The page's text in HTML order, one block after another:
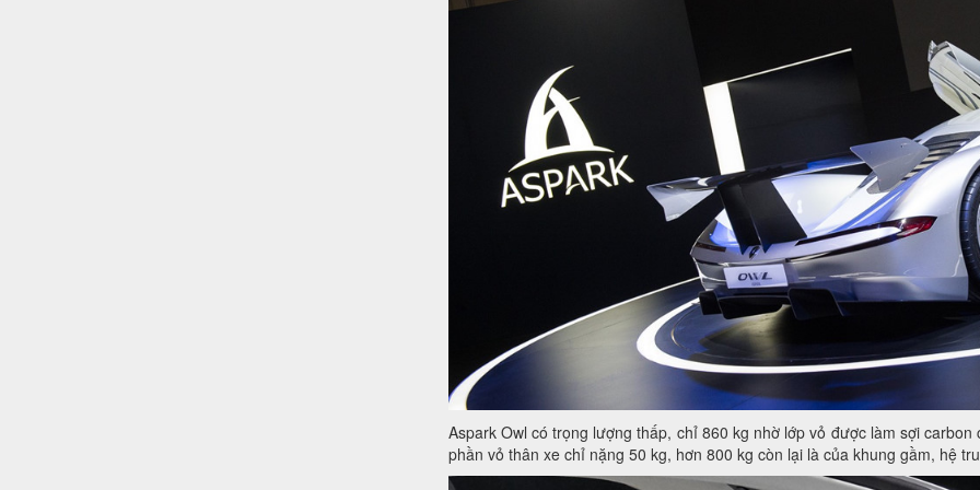
Aspark Owl có trọng lượng thấp, chỉ 860 kg nhờ lớp vỏ được làm sợi
phần vỏ thân xe chỉ nặng 50 kg, hơn 800 kg còn lại là của khung gầm, hệ